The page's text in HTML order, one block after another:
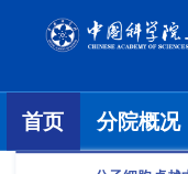
首页 分院概况